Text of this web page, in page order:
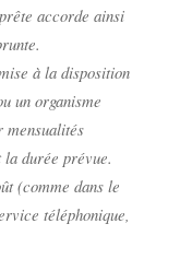
accorde ainsi
à la disposition
un organisme
mensualités
durée prévue.
(comme dans le
téléphonique,